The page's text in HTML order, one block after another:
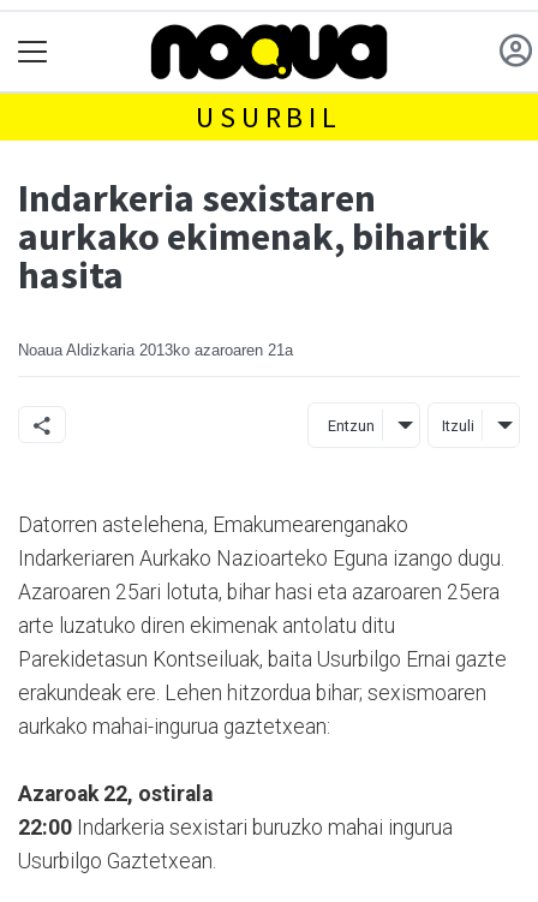
USURBIL
Indarkeria sexistaren
aurkako ekimenak, bihartik
hasita
Noaua Aldizkaria 2013ko azaroaren 21a
Entzun Itzuli
Datorren astelehena, Emakumearenganako
Indarkeriaren Aurkako Nazioarteko Eguna izango dugu.
Azaroaren 25ari lotuta, bihar hasi eta azaroaren 25era
arte luzatuko diren ekimenak antolatu ditu
Parekidetasun Kontseiluak, baita Usurbilgo Ernai gazte
erakundeak ere. Lehen hitzordua bihar; sexismoaren
aurkako mahai-ingurua gaztetxean:
Azaroak 22, ostirala
22:00 Indarkeria sexistari buruzko mahai ingurua
Usurbilgo Gaztetxean.